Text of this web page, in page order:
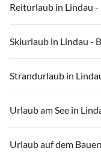
Reiturlaub in Lindau
Skiurlaub in Lindau -
Strandurlaub in
Urlaub am See in